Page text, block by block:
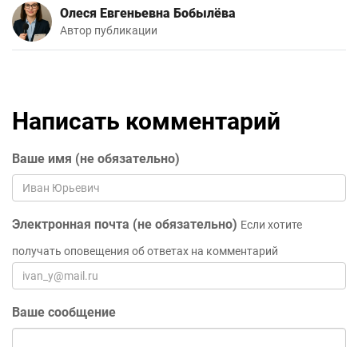
Олеся Евгеньевна Бобылёва
Автор публикации
Написать комментарий
Ваше имя (не обязательно)
Электронная почта (не обязательно) Если хотите
получать оповещения об ответах на комментарий
Ваше сообщение